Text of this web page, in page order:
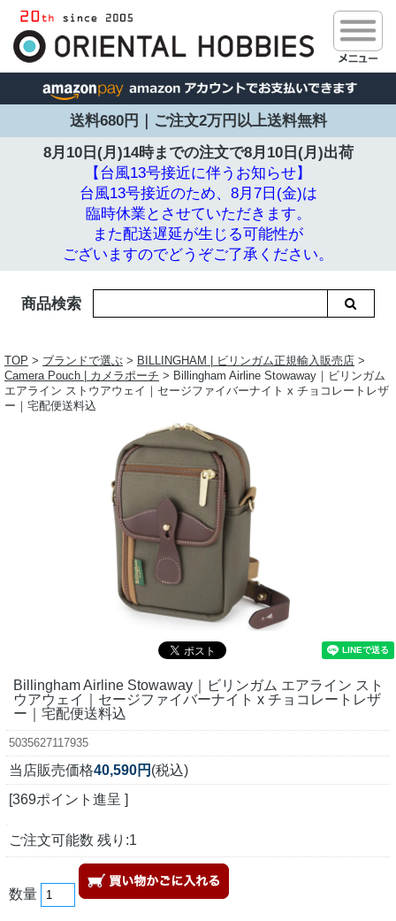
送料680円｜ご注文2万円以上送料無料
8月10日(月)14時までの注文で8月10日(月)出荷
【台風13号接近に伴うお知らせ】
台風13号接近のため、8月7日(金)は
臨時休業とさせていただきます。
また配送遅延が生じる可能性が
ございますのでどうぞご了承ください。
商品検索
TOP > ブランドで選ぶ > BILLINGHAM | ビリンガム正規輸入販売店 >
Camera Pouch | カメラポーチ > Billingham Airline Stowaway｜ビリンガム
エアライン ストウアウェイ｜セージファイバーナイト x チョコレートレザ
ー｜宅配便送料込
Billingham Airline Stowaway｜ビリンガム エアライン スト
ウアウェイ｜セージファイバーナイト x チョコレートレザ
ー｜宅配便送料込
5035627117935
当店販売価格40,590円 (税込)
[369ポイント進呈 ]
ご注文可能数 残り:1
数量